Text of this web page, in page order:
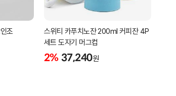
조
스위티 카푸치노잔 200ml 커피잔 4P
세트 도자기 머그컵
2% 37,240원